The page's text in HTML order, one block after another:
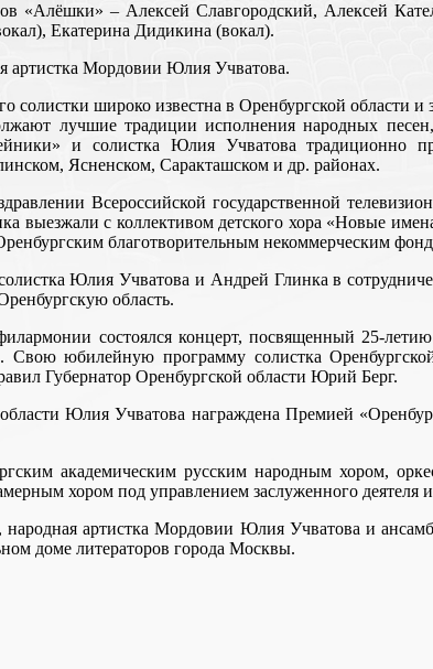
«Алёшки» – Алексей Славгородский, Алексей
Екатерина Дидикина (вокал).
артистка Мордовии Юлия Учватова.
солистки широко известна в Оренбургской области
лучшие традиции исполнения народных
и солистка Юлия Учватова традиционно
Ясненском, Саракташском и др. районах.
Всероссийской государственной
выезжали с коллективом детского хора «Новые
благотворительным некоммерческим
Юлия Учватова и Андрей Глинка в
область.
состоялся концерт, посвященный 25-
юбилейную программу солистка
Губернатор Оренбургской области Юрий Берг.
Юлия Учватова награждена Премией
академическим русским народным хором,
хором под управлением заслуженного деятеля
народная артистка Мордовии Юлия Учватова и
доме литераторов города Москвы.